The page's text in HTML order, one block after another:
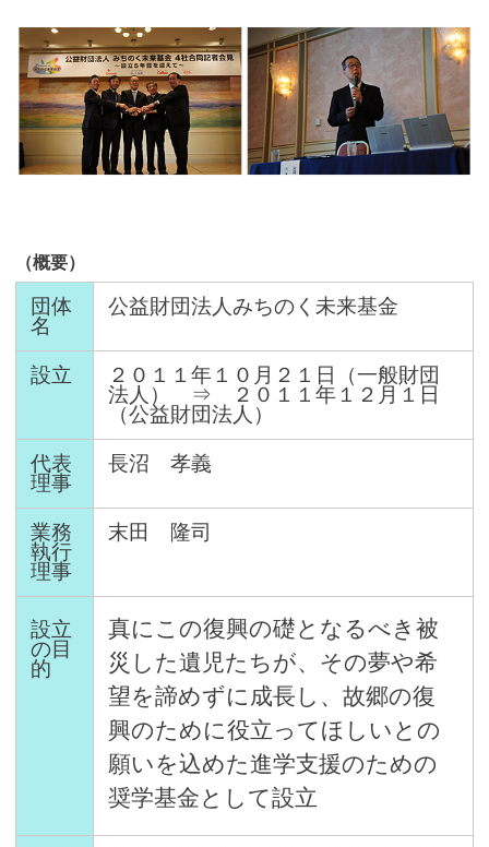
（概要）
団体
名
公益財団法人みちのく未来基金
設立
２０１１年１０月２１日（一般財団
法人） ⇒ ２０１１年１２月１日
（公益財団法人）
代表
理事
長沼 孝義
業務
執行
理事
末田 隆司
設立
の目
的
真にこの復興の礎となるべき被
災した遺児たちが、その夢や希
望を諦めずに成長し、故郷の復
興のために役立ってほしいとの
願いを込めた進学支援のための
奨学基金として設立